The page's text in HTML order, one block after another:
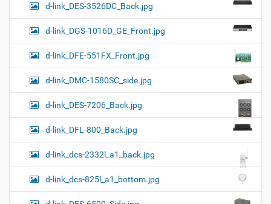
d-link_DES-3526DC_Back.jpg
d-link_DGS-1016D_GE_Front.jpg
d-link_DFE-551FX_Front.jpg
d-link_DMC-1580SC_side.jpg
d-link_DES-7206_Back.jpg
d-link_DFL-800_Back.jpg
d-link_dcs-2332l_a1_back.jpg
d-link_dcs-825l_a1_bottom.jpg